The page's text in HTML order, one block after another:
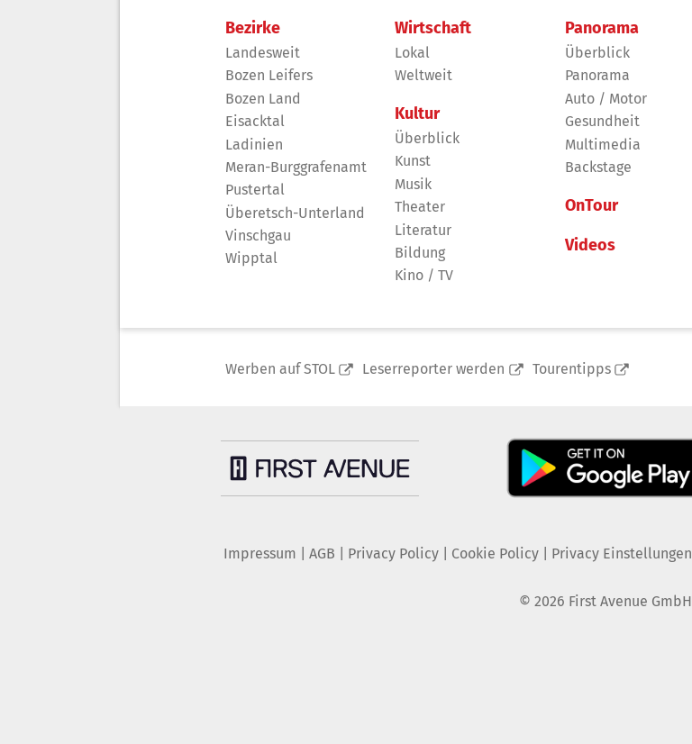
Bezirke
Landesweit
Bozen Leifers
Bozen Land
Eisacktal
Ladinien
Meran-Burggrafenamt
Pustertal
Überetsch-Unterland
Vinschgau
Wipptal
Wirtschaft
Lokal
Weltweit
Kultur
Überblick
Kunst
Musik
Theater
Literatur
Bildung
Kino / TV
Panorama
Überblick
Panorama
Auto / Motor
Gesundheit
Multimedia
Backstage
OnTour
Videos
Werben auf STOL Leserreporter werden Tourentipps
Impressum AGB Privacy Policy| Cookie Policy| Privacy Einstellungen
© 2026 First Avenue GmbH